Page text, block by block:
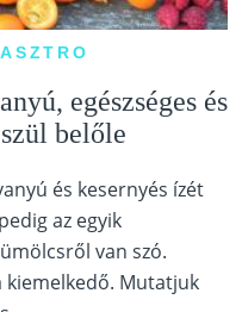
egészséges és
belőle
és kesernyés ízét
az egyik
van szó.
Mutatjuk